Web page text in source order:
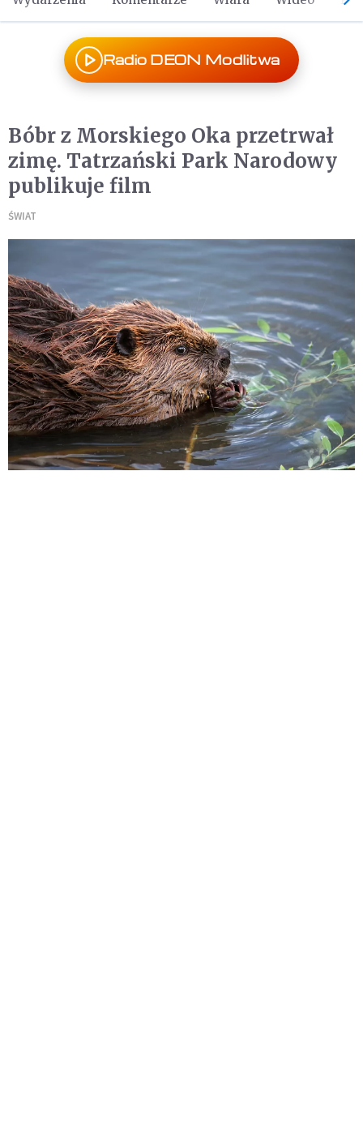
Radio DEON Modlitwa
Bóbr z Morskiego Oka przetrwał
zimę. Tatrzański Park Narodowy
publikuje film
ŚWIAT